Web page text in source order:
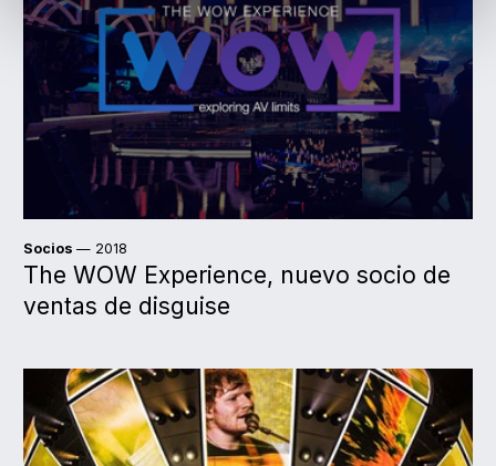
Socios — 2018
The WOW Experience, nuevo socio de
ventas de disguise